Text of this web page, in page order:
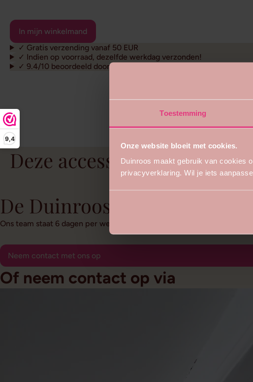
Toestemming
Onze website bloeit met cookies.
Duinroos maakt gebruik van cookies
privacyverklaring. Wil je iets
9,4
✓ Gratis verzending vanaf 50 EUR
✓ Indien op voorraad, dezelfde werkdag verzonden!
✓ 9.4/10 beoordeeld door 2700+ klanten
Deze accessoires vind je
De Duinroos
Ons team staat 6 dagen per week voor je klaar om je te helpen bij
Neem contact met ons op
Of neem contact op via